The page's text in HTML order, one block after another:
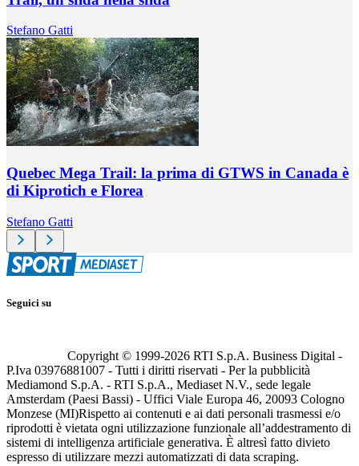
Stefano Gatti
Quebec Mega Trail: la prima di GTWS in Canada è
di Kiprotich e Florea
Stefano Gatti
Seguici su
Copyright © 1999-2026 RTI S.p.A. Business Digital -
P.Iva 03976881007 - Tutti i diritti riservati - Per la pubblicità
Mediamond S.p.A. - RTI S.p.A., Mediaset N.V., sede legale
Amsterdam (Paesi Bassi) - Uffici Viale Europa 46, 20093 Cologno
Monzese (MI)Rispetto ai contenuti e ai dati personali trasmessi e/o
riprodotti è vietata ogni utilizzazione funzionale all’addestramento di
sistemi di intelligenza artificiale generativa. È altresì fatto divieto
espresso di utilizzare mezzi automatizzati di data scraping.